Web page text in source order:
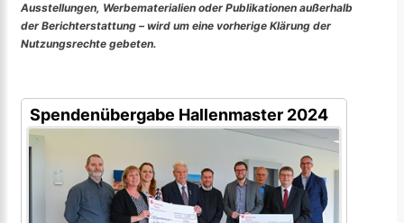
Ausstellungen, Werbematerialien oder Publikationen außerhalb
der Berichterstattung – wird um eine vorherige Klärung der
Nutzungsrechte gebeten.
Spendenübergabe Hallenmaster 2024